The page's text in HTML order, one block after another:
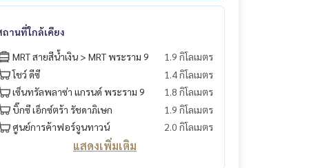
ถานที่ใกล้เคียง
MRT สายสีน้ำเงิน > MRT พระราม 9
1.9 กิโลเมตร
โชว์ ดีซี
1.4 กิโลเมตร
เซ็นทรัลพลาซ่า แกรนด์ พระราม 9
1.8 กิโลเมตร
บิ๊กซี เอ็กซ์ตร้า รัชดาภิเษก
1.9 กิโลเมตร
ศูนย์การค้าฟอร์จูนทาวน์
2.0 กิโลเมตร
แสดงเพิ่มเติม